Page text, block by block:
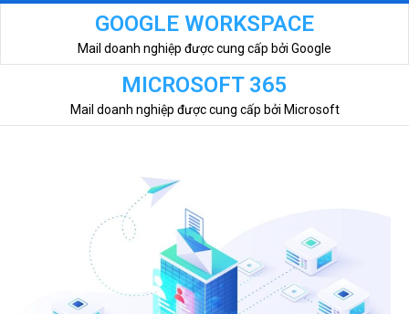
GOOGLE WORKSPACE
Mail doanh nghiệp được cung cấp bởi Google
MICROSOFT 365
Mail doanh nghiệp được cung cấp bởi Microsoft